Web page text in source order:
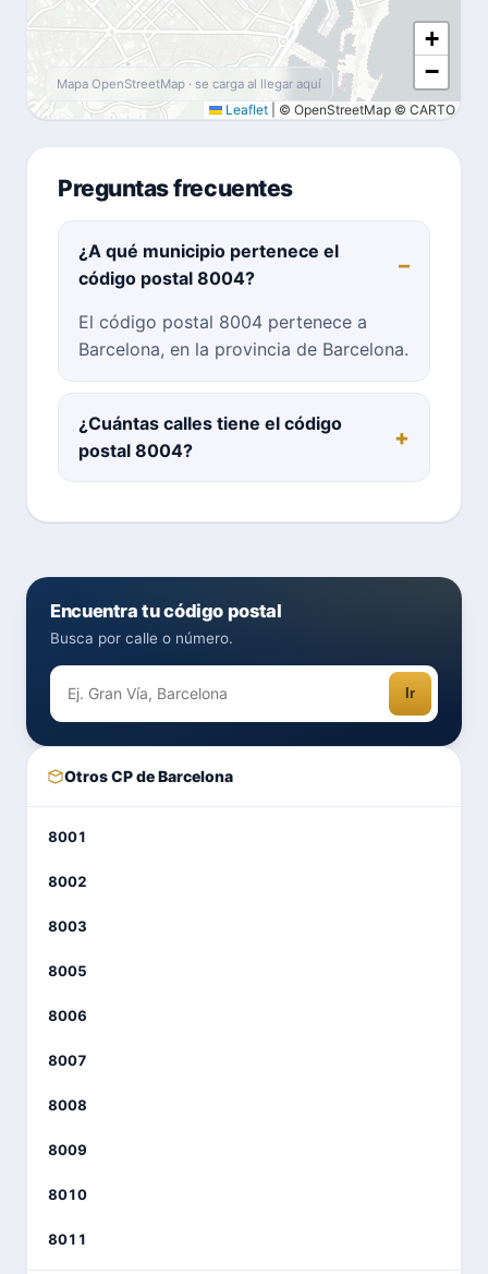
+
−
Leaflet © OpenStreetMap © CARTO
Mapa OpenStreetMap · se carga al llegar aquí
Preguntas frecuentes
¿A qué municipio pertenece el
código postal 8004?
El código postal 8004 pertenece a
Barcelona, en la provincia de Barcelona.
¿Cuántas calles tiene el código
postal 8004?
Encuentra tu código postal
Busca por calle o número.
Ir
Otros CP de Barcelona
8001
8002
8003
8005
8006
8007
8008
8009
8010
8011